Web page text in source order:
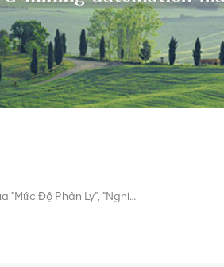
Tầm Quan Trọng Của "Mức Độ Phân Ly", "nghiền Quá Mức" Và Phân Loại Trước!